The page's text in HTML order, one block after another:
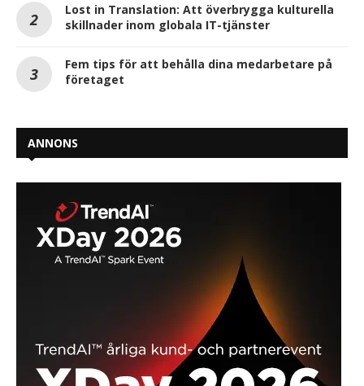
Lost in Translation: Att överbrygga kulturella
skillnader inom globala IT-tjänster
Fem tips för att behålla dina medarbetare på
företaget
ANNONS